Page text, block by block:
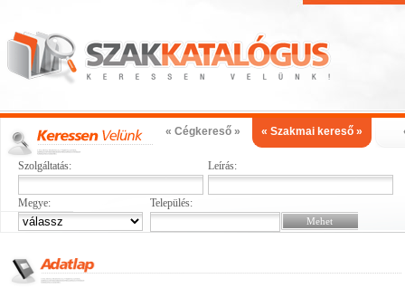
« Cégkereső » « Szakmai kereső »
Szolgáltatás: Leírás:
Megye: Település: